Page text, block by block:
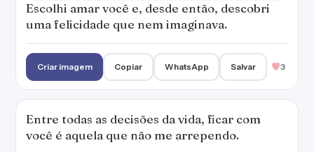
Escolhi amar você e, desde então, descobri
uma felicidade que nem imaginava.
Criar imagem Copiar WhatsApp Salvar 3
Entre todas as decisões da vida, ficar com
você é aquela que não me arrependo.